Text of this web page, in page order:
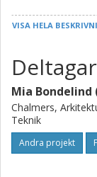
brukarens tillit
kris-beslut-
Studien
Sverige där
Målet är att ta
och information
för sitt
VISA HELA
Mia
Chalmers,
Teknik
Andra projekt